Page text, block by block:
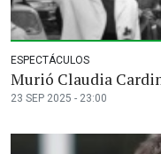
ESPECTÁCULOS
Murió Claudia
23 SEP 2025 - 23:00